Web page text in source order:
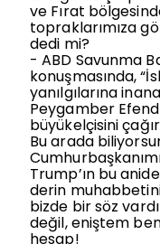
ve Fırat
topraklarımıza
dedi mi?
- ABD Savunma
konuşmasında,
yanılgılarına
Peygamber
büyükelçisini
Bu arada
Trump’ın bu
derin
bizde bir söz
değil, eniştem
hesap!